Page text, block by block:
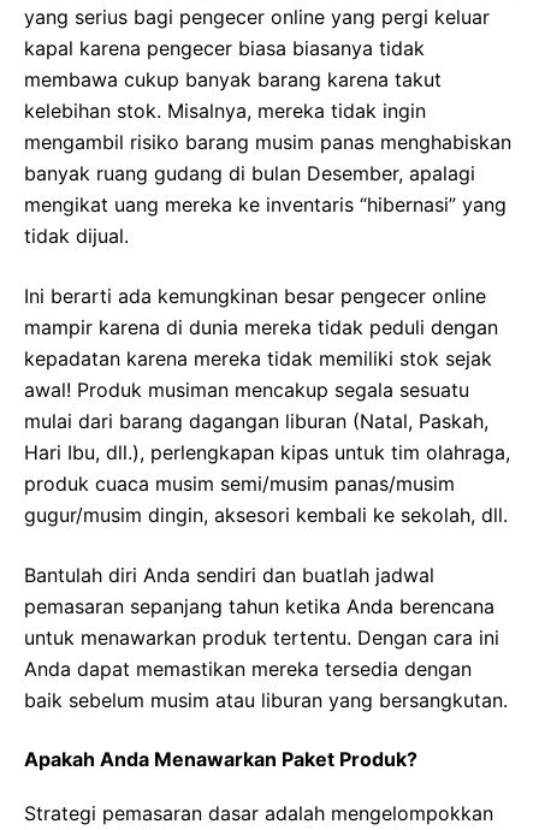
yang serius bagi pengecer online yang pergi keluar
kapal karena pengecer biasa biasanya tidak
membawa cukup banyak barang karena takut
kelebihan stok. Misalnya, mereka tidak ingin
mengambil risiko barang musim panas menghabiskan
banyak ruang gudang di bulan Desember, apalagi
mengikat uang mereka ke inventaris “hibernasi” yang
tidak dijual.
Ini berarti ada kemungkinan besar pengecer online
mampir karena di dunia mereka tidak peduli dengan
kepadatan karena mereka tidak memiliki stok sejak
awal! Produk musiman mencakup segala sesuatu
mulai dari barang dagangan liburan (Natal, Paskah,
Hari Ibu, dll.), perlengkapan kipas untuk tim olahraga,
produk cuaca musim semi/musim panas/musim
gugur/musim dingin, aksesori kembali ke sekolah, dll.
Bantulah diri Anda sendiri dan buatlah jadwal
pemasaran sepanjang tahun ketika Anda berencana
untuk menawarkan produk tertentu. Dengan cara ini
Anda dapat memastikan mereka tersedia dengan
baik sebelum musim atau liburan yang bersangkutan.
Apakah Anda Menawarkan Paket Produk?
Strategi pemasaran dasar adalah mengelompokkan